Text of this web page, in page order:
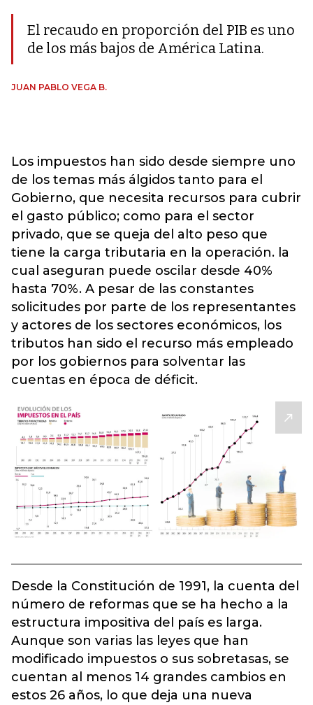
El recaudo en proporción del PIB es uno
de los más bajos de América Latina.
JUAN PABLO VEGA B.
Los impuestos han sido desde siempre uno
de los temas más álgidos tanto para el
Gobierno, que necesita recursos para cubrir
el gasto público; como para el sector
privado, que se queja del alto peso que
tiene la carga tributaria en la operación. la
cual aseguran puede oscilar desde 40%
hasta 70%. A pesar de las constantes
solicitudes por parte de los representantes
y actores de los sectores económicos, los
tributos han sido el recurso más empleado
por los gobiernos para solventar las
cuentas en época de déficit.
Desde la Constitución de 1991, la cuenta del
número de reformas que se ha hecho a la
estructura impositiva del país es larga.
Aunque son varias las leyes que han
modificado impuestos o sus sobretasas, se
cuentan al menos 14 grandes cambios en
estos 26 años, lo que deja una nueva